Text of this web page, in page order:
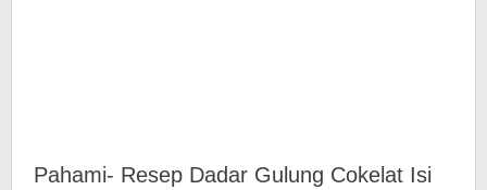
Pahami- Resep Dadar Gulung Cokelat Isi